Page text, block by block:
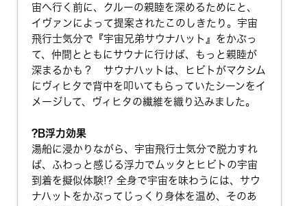
宙へ行く前に、クルーの親睦を深めるためにと、
イヴァンによって提案されたこのしきたり。宇宙
飛行士気分で『宇宙兄弟サウナハット』をかぶっ
て、仲間とともにサウナに行けば、もっと親睦が
深まるかも？ サウナハットは、ヒビトがマクシム
にヴィヒタで背中を叩いてもらっていたシーンをイ
メージして、ヴィヒタの繊維を織り込みました。
?B浮力効果
湯船に浸かりながら、宇宙飛行士気分で脱力すれ
ば、ふわっと感じる浮力でムッタとヒビトの宇宙
到着を擬似体験!? 全身で宇宙を味わうには、サウ
ナハットをかぶってじっくり身体を温め、そのあ